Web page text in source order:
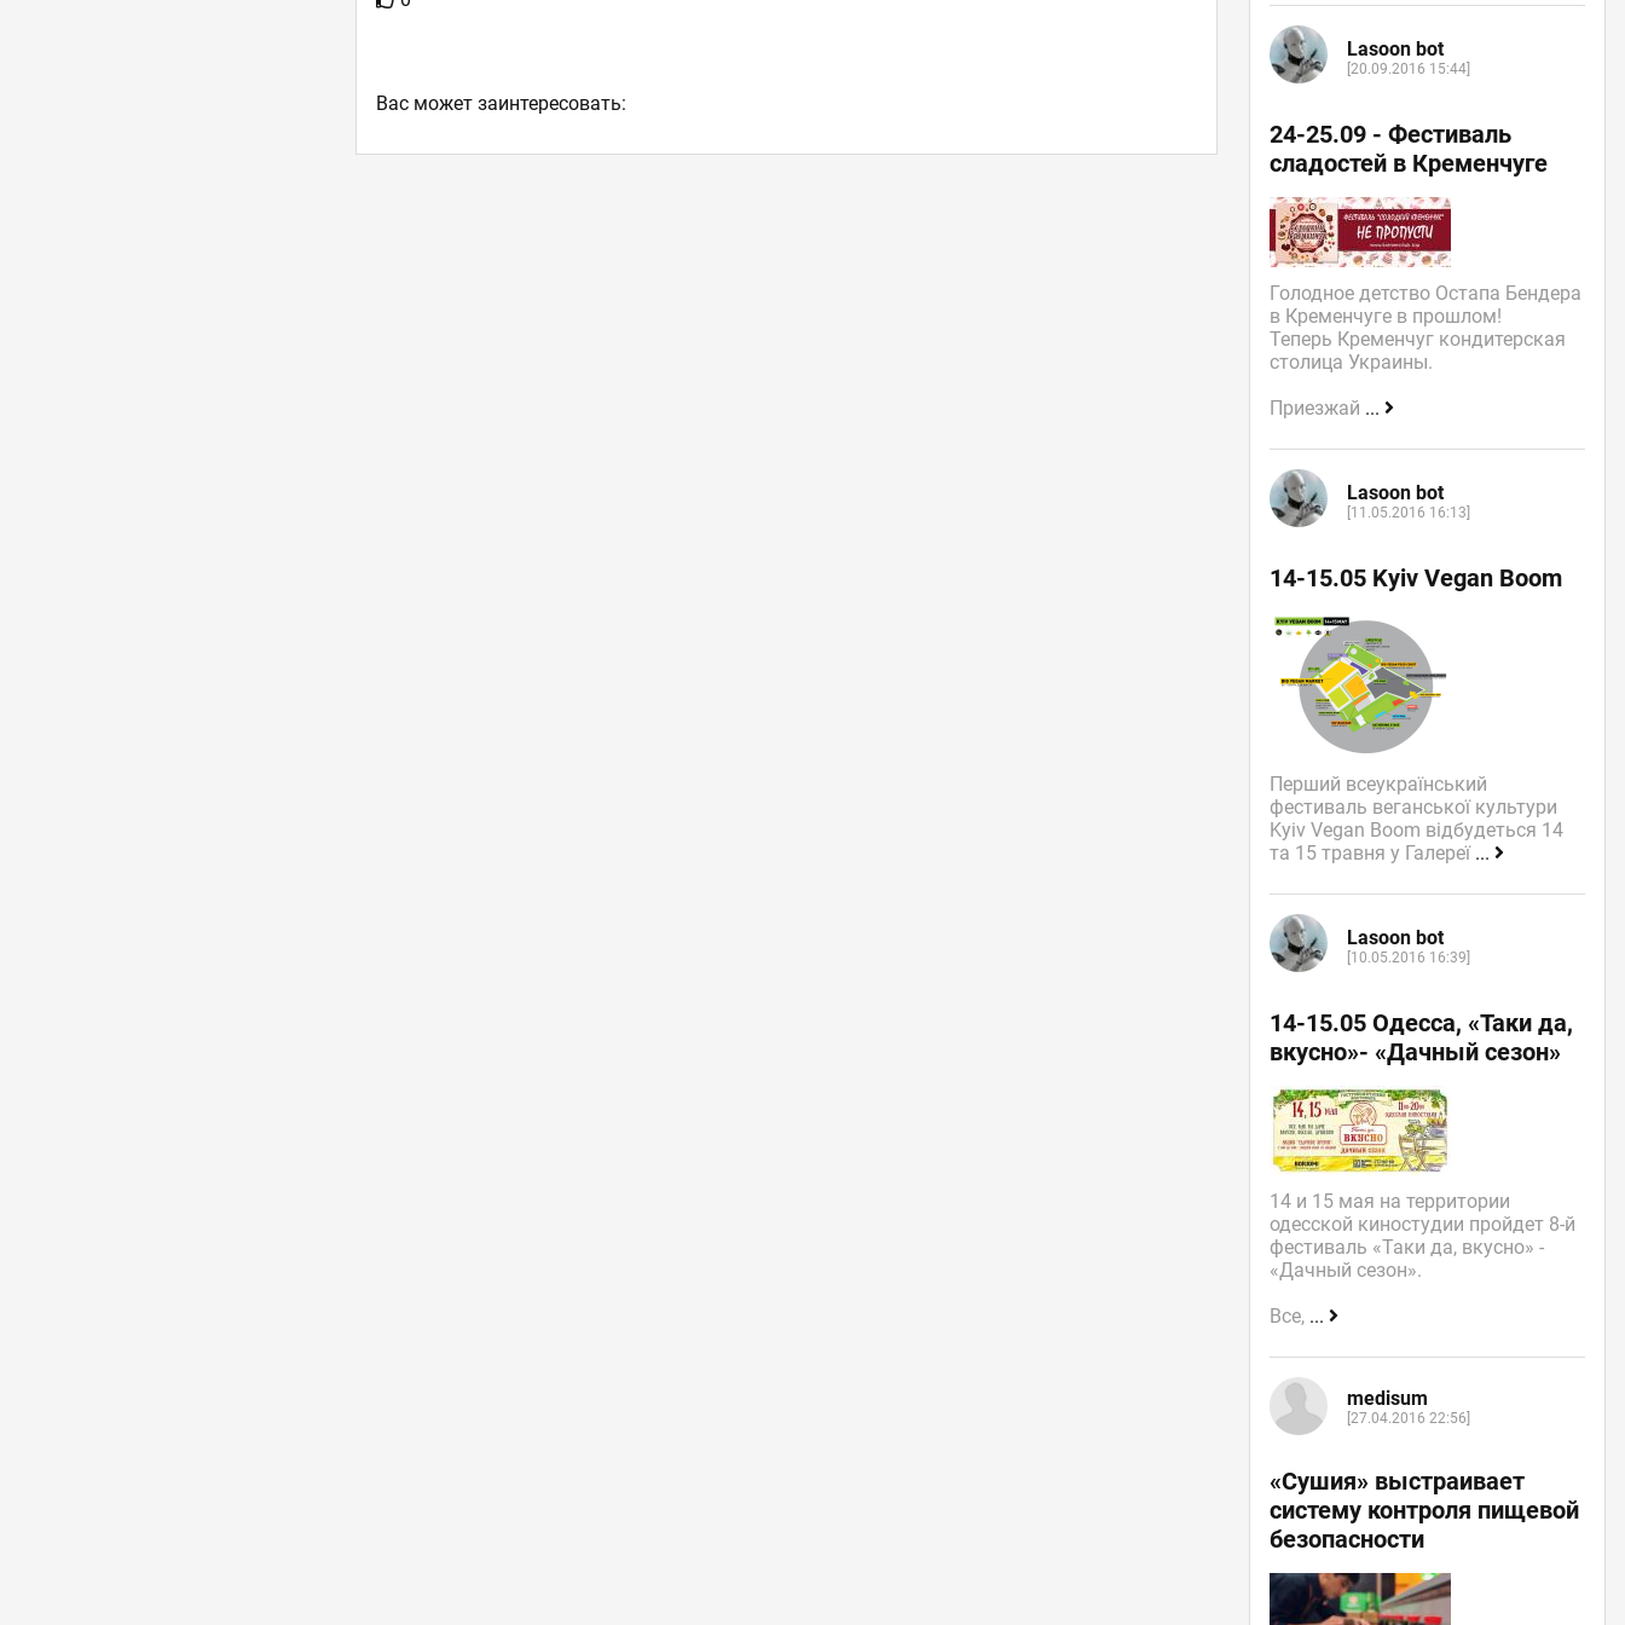
Ваc может заинтересовать:
Lasoon bot
[20.09.2016 15:44]
24-25.09 - Фестиваль
сладостей в Кременчуге
Голодное детство Остапа Бендера
в Кременчуге в прошлом!
Теперь Кременчуг кондитерская
столица Украины.
Приезжай ...
Lasoon bot
[11.05.2016 16:13]
14-15.05 Kyiv Vegan Boom
Перший всеукраїнський
фестиваль веганської культури
Kyiv Vegan Boom відбудеться 14
та 15 травня у Галереї ...
Lasoon bot
[10.05.2016 16:39]
14-15.05 Одесса, «Таки да,
вкусно»- «Дачный сезон»
14 и 15 мая на территории
одесской киностудии пройдет 8-й
фестиваль «Таки да, вкусно» -
«Дачный сезон».
Все, ...
medisum
[27.04.2016 22:56]
«Сушия» выстраивает
систему контроля пищевой
безопасности